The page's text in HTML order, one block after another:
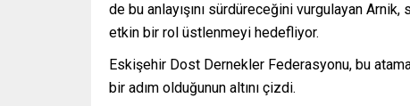
de bu anlayışını sürdüreceğini vurgulayan
etkin bir rol üstlenmeyi hedefliyor.
Eskişehir Dost Dernekler Federasyonu, bu
bir adım olduğunun altını çizdi.